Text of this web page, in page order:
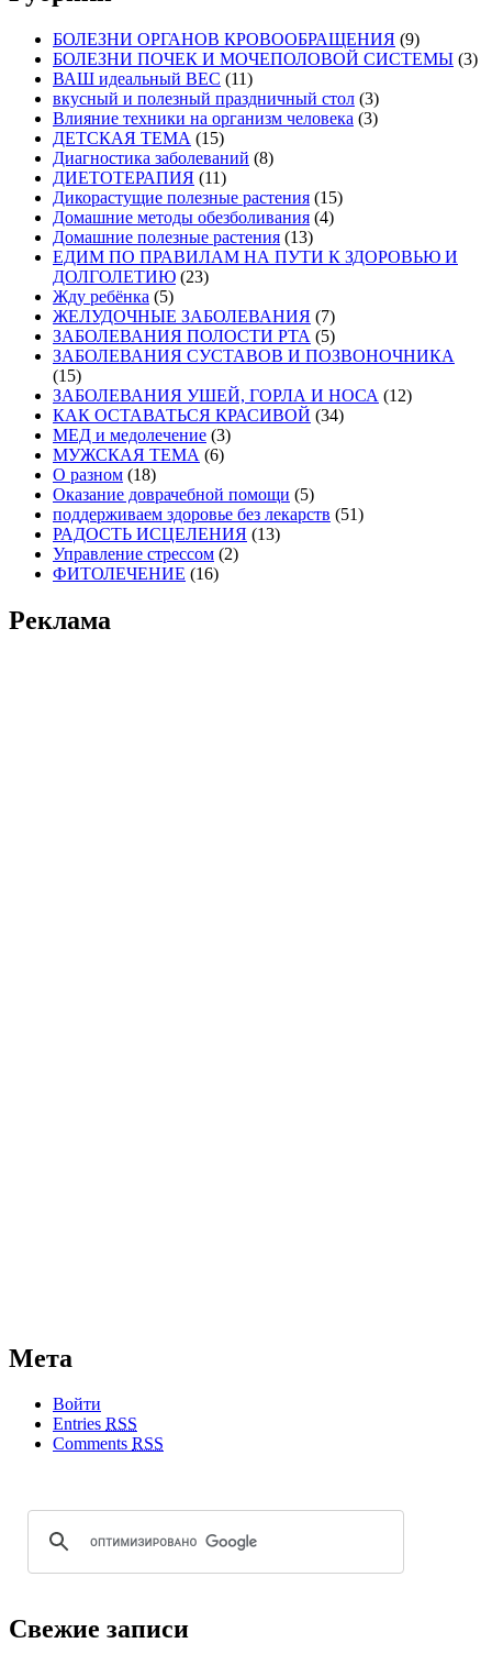
БОЛЕЗНИ ОРГАНОВ КРОВООБРАЩЕНИЯ (9)
БОЛЕЗНИ ПОЧЕК И МОЧЕПОЛОВОЙ СИСТЕМЫ (3)
ВАШ идеальный ВЕС (11)
вкусный и полезный праздничный стол (3)
Влияние техники на организм человека (3)
ДЕТСКАЯ ТЕМА (15)
Диагностика заболеваний (8)
ДИЕТОТЕРАПИЯ (11)
Дикорастущие полезные растения (15)
Домашние методы обезболивания (4)
Домашние полезные растения (13)
ЕДИМ ПО ПРАВИЛАМ НА ПУТИ К ЗДОРОВЬЮ И
ДОЛГОЛЕТИЮ (23)
Жду ребёнка (5)
ЖЕЛУДОЧНЫЕ ЗАБОЛЕВАНИЯ (7)
ЗАБОЛЕВАНИЯ ПОЛОСТИ РТА (5)
ЗАБОЛЕВАНИЯ СУСТАВОВ И ПОЗВОНОЧНИКА
(15)
ЗАБОЛЕВАНИЯ УШЕЙ, ГОРЛА И НОСА (12)
КАК ОСТАВАТЬСЯ КРАСИВОЙ (34)
МЕД и медолечение (3)
МУЖСКАЯ ТЕМА (6)
О разном (18)
Оказание доврачебной помощи (5)
поддерживаем здоровье без лекарств (51)
РАДОСТЬ ИСЦЕЛЕНИЯ (13)
Управление стрессом (2)
ФИТОЛЕЧЕНИЕ (16)
Реклама
Мета
Войти
Entries RSS
Comments RSS
Свежие записи